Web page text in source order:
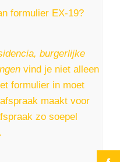
formulier EX-19?
burgerlijke
vind je niet alleen
formulier in moet
maakt voor
zo soepel